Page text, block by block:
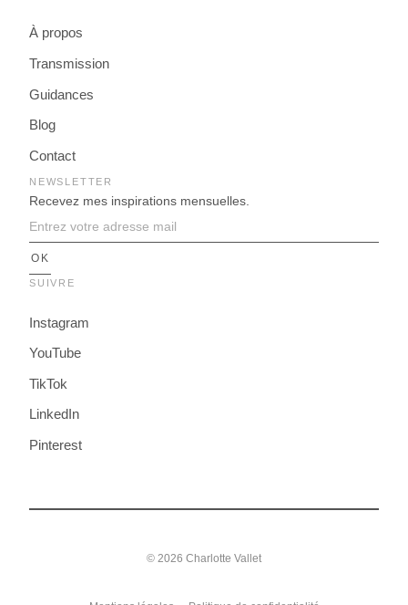
À propos
Transmission
Guidances
Blog
Contact
NEWSLETTER
Recevez mes inspirations mensuelles.
SUIVRE
Instagram
YouTube
TikTok
LinkedIn
Pinterest
© 2026 Charlotte Vallet